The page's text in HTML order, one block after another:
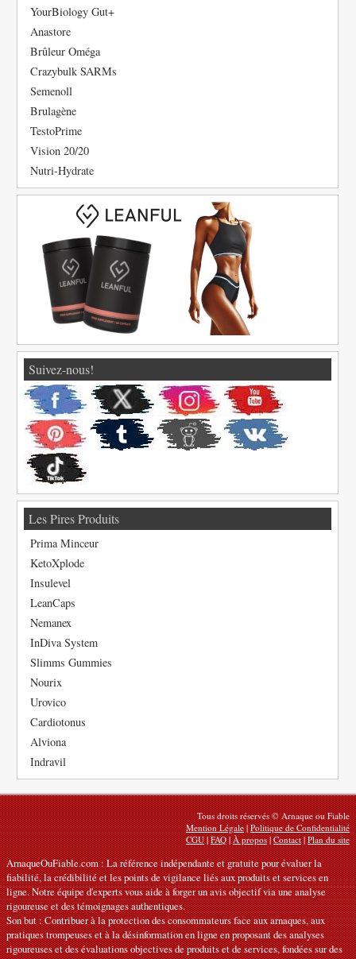
YourBiology Gut+
Anastore
Brûleur Oméga
Crazybulk SARMs
Semenoll
Brulagène
TestoPrime
Vision 20/20
Nutri-Hydrate
Suivez-nous!
Les Pires Produits
Prima Minceur
KetoXplode
Insulevel
LeanCaps
Nemanex
InDiva System
Slimms Gummies
Nourix
Urovico
Cardiotonus
Alviona
Indravil
Tous droits réservés © Arnaque ou Fiable
Mention Légale|Politique de Confidentialité
CGU|FAQ|À propos|Contact|Plan du site
ArnaqueOuFiable.com : La référence indépendante et gratuite pour évaluer la
fiabilité, la crédibilité et les points de vigilance liés aux produits et services en
ligne. Notre équipe d'experts vous aide à forger un avis objectif via une analyse
rigoureuse et des témoignages authentiques.
Son but : Contribuer à la protection des consommateurs face aux arnaques, aux
pratiques trompeuses et à la désinformation en ligne en proposant des analyses
rigoureuses et des évaluations objectives de produits et de services, fondées sur des